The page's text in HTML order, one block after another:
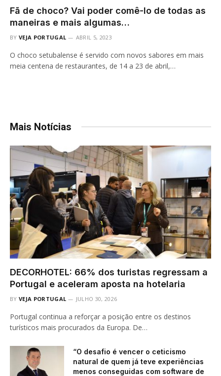
Fã de choco? Vai poder comê-lo de todas as
maneiras e mais algumas…
BY VEJA PORTUGAL ABRIL 5, 2023
O choco setubalense é servido com novos sabores em mais
meia centena de restaurantes, de 14 a 23 de abril,…
Mais Notícias
DECORHOTEL: 66% dos turistas regressam a
Portugal e aceleram aposta na hotelaria
BY VEJA PORTUGAL JULHO 30, 2026
Portugal continua a reforçar a posição entre os destinos
turísticos mais procurados da Europa. De…
“O desafio é vencer o ceticismo
natural de quem já teve experiências
menos conseguidas com software de